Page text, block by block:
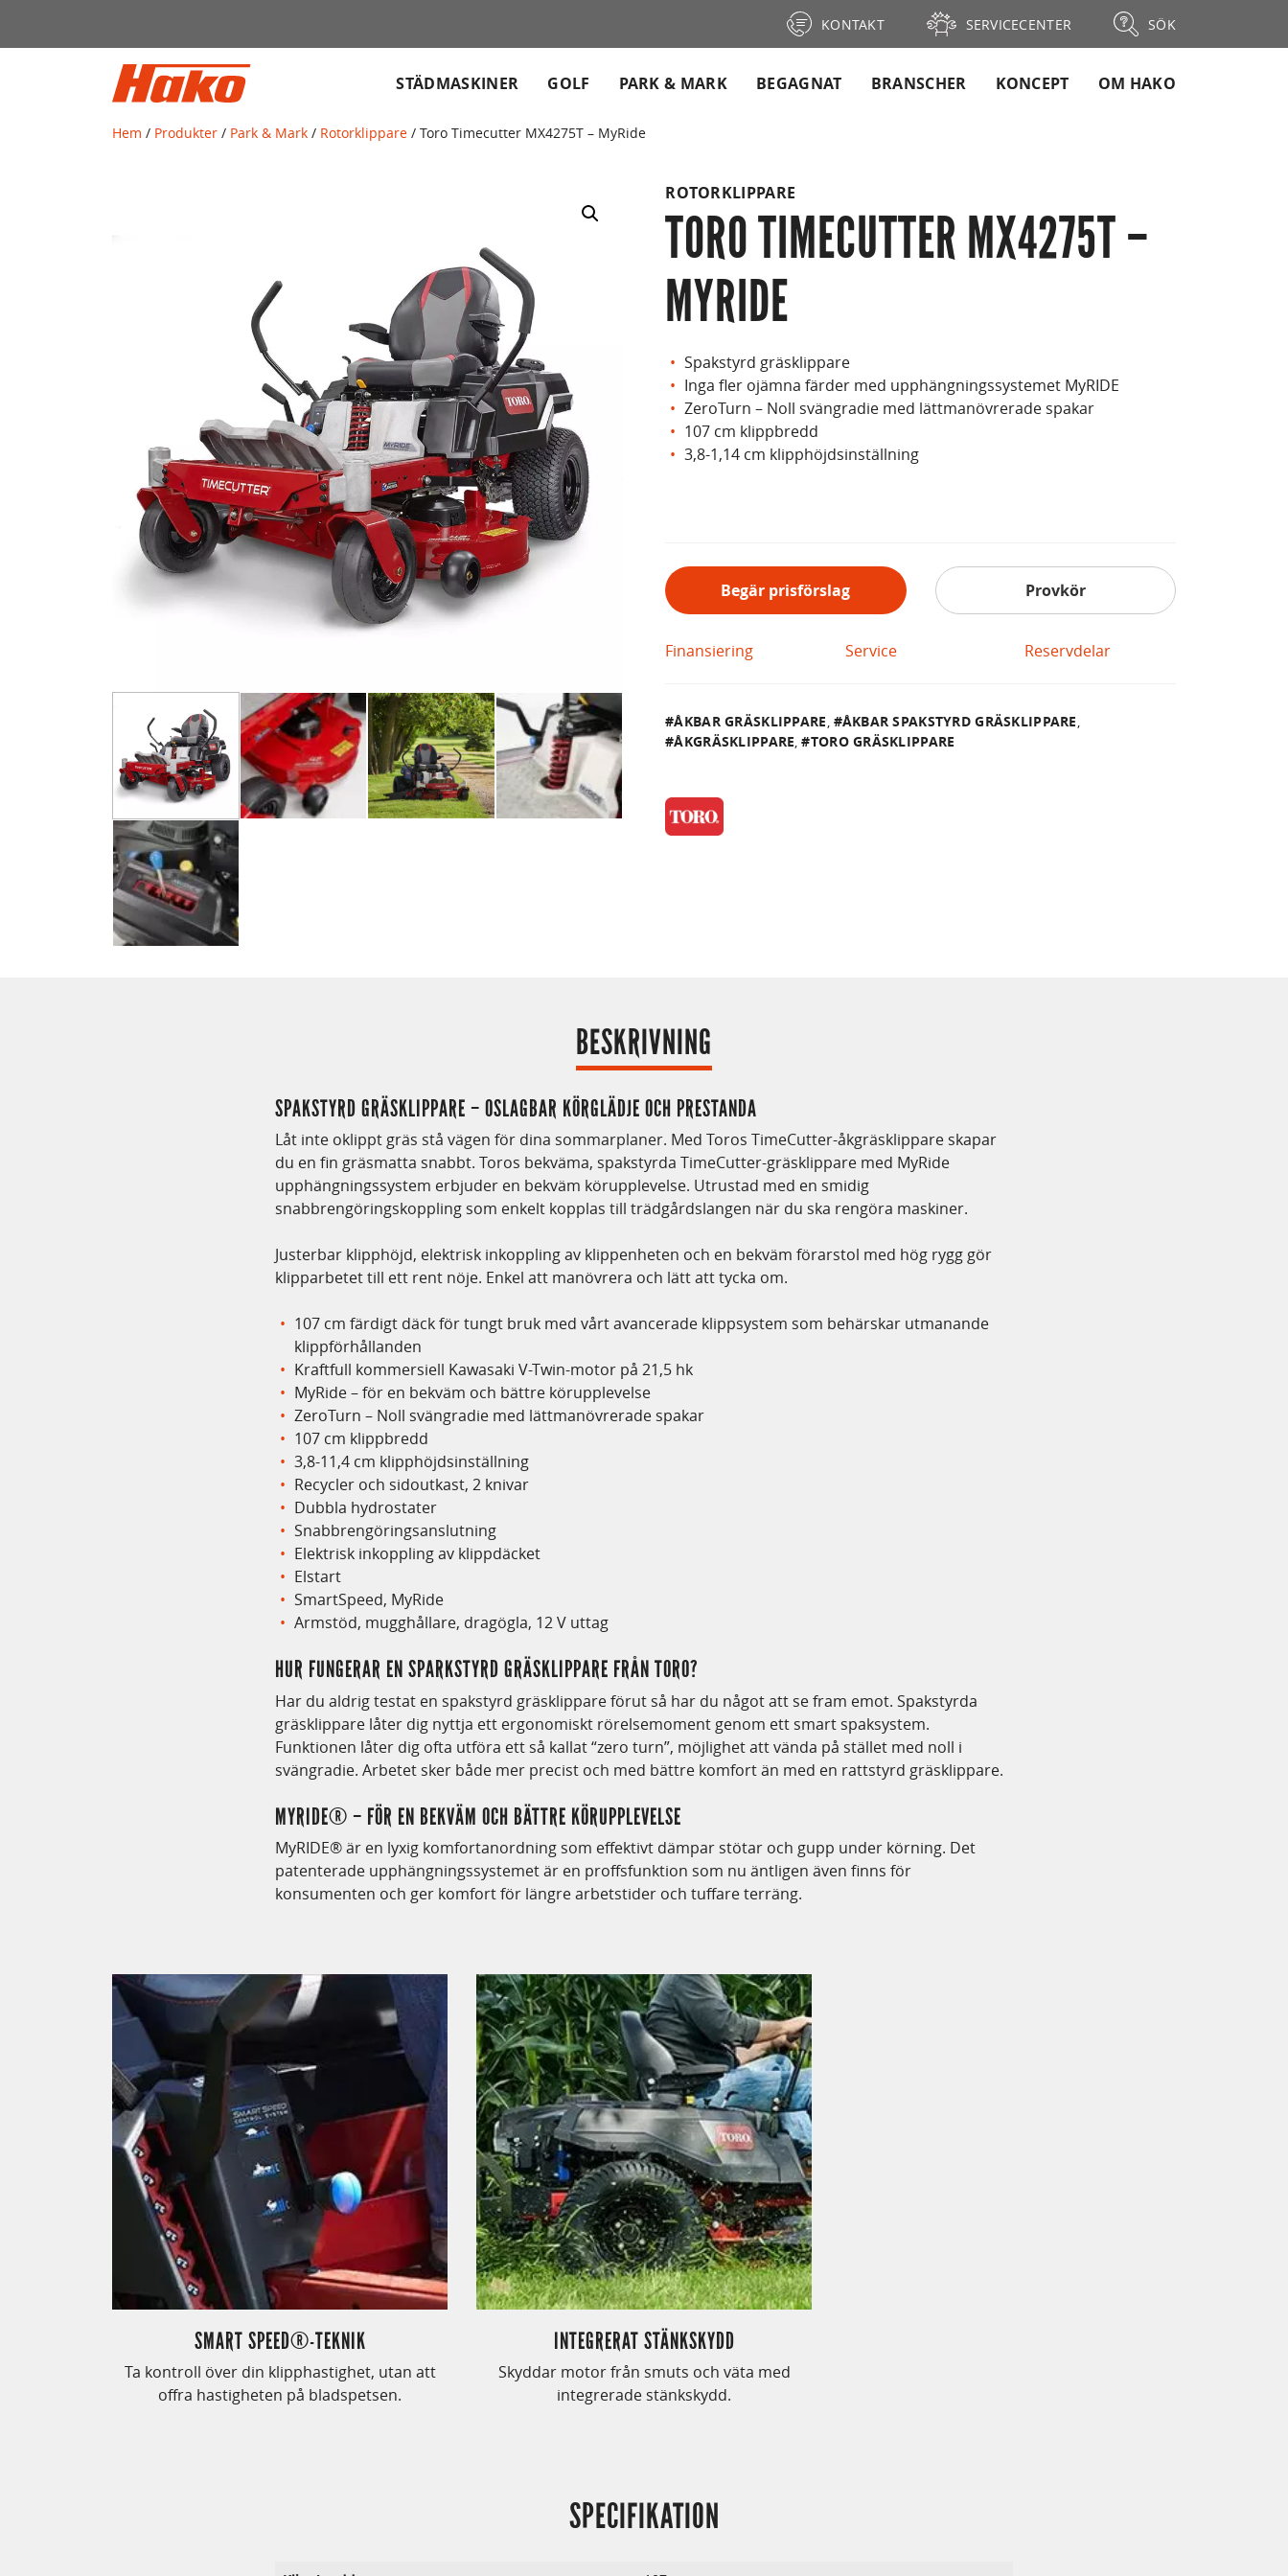
KONTAKT SERVICECENTER SÖK
STÄDMASKINER GOLF PARK & MARK BEGAGNAT BRANSCHER KONCEPT OM HAKO
Hem / Produkter / Park & Mark / Rotorklippare / Toro Timecutter MX4275T – MyRide
ROTORKLIPPARE
TORO TIMECUTTER MX4275T –
MYRIDE
Spakstyrd gräsklippare
Inga fler ojämna färder med upphängningssystemet MyRIDE
ZeroTurn – Noll svängradie med lättmanövrerade spakar
107 cm klippbredd
3,8-1,14 cm klipphöjdsinställning
Begär prisförslag Provkör
Finansiering Service Reservdelar
ÅKBAR GRÄSKLIPPARE ÅKBAR SPAKSTYRD GRÄSKLIPPARE
ÅKGRÄSKLIPPARE , TORO GRÄSKLIPPARE
BESKRIVNING
SPAKSTYRD GRÄSKLIPPARE – OSLAGBAR KÖRGLÄDJE OCH PRESTANDA
Låt inte oklippt gräs stå vägen för dina sommarplaner. Med Toros TimeCutter-åkgräsklippare skapar
du en fin gräsmatta snabbt. Toros bekväma, spakstyrda TimeCutter-gräsklippare med MyRide
upphängningssystem erbjuder en bekväm körupplevelse. Utrustad med en smidig
snabbrengöringskoppling som enkelt kopplas till trädgårdslangen när du ska rengöra maskiner.
Justerbar klipphöjd, elektrisk inkoppling av klippenheten och en bekväm förarstol med hög rygg gör
klipparbetet till ett rent nöje. Enkel att manövrera och lätt att tycka om.
107 cm färdigt däck för tungt bruk med vårt avancerade klippsystem som behärskar utmanande
klippförhållanden
Kraftfull kommersiell Kawasaki V-Twin-motor på 21,5 hk
MyRide – för en bekväm och bättre körupplevelse
ZeroTurn – Noll svängradie med lättmanövrerade spakar
107 cm klippbredd
3,8-11,4 cm klipphöjdsinställning
Recycler och sidoutkast, 2 knivar
Dubbla hydrostater
Snabbrengöringsanslutning
Elektrisk inkoppling av klippdäcket
Elstart
SmartSpeed, MyRide
Armstöd, mugghållare, dragögla, 12 V uttag
HUR FUNGERAR EN SPARKSTYRD GRÄSKLIPPARE FRÅN TORO?
Har du aldrig testat en spakstyrd gräsklippare förut så har du något att se fram emot. Spakstyrda
gräsklippare låter dig nyttja ett ergonomiskt rörelsemoment genom ett smart spaksystem.
Funktionen låter dig ofta utföra ett så kallat “zero turn”, möjlighet att vända på stället med noll i
svängradie. Arbetet sker både mer precist och med bättre komfort än med en rattstyrd gräsklippare.
MYRIDE® – FÖR EN BEKVÄM OCH BÄTTRE KÖRUPPLEVELSE
MyRIDE® är en lyxig komfortanordning som effektivt dämpar stötar och gupp under körning. Det
patenterade upphängningssystemet är en proffsfunktion som nu äntligen även finns för
konsumenten och ger komfort för längre arbetstider och tuffare terräng.
SMART SPEED®-TEKNIK
Ta kontroll över din klipphastighet, utan att
offra hastigheten på bladspetsen.
INTEGRERAT STÄNKSKYDD
Skyddar motor från smuts och väta med
integrerade stänkskydd.
SPECIFIKATION